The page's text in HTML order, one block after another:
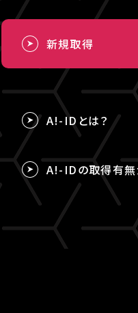
新規取得
A!-IDとは？
A!-IDの取得有無